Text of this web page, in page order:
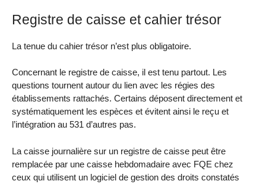
Registre de caisse et cahier trésor
La tenue du cahier trésor n’est plus obligatoire.
Concernant le registre de caisse, il est tenu partout. Les
questions tournent autour du lien avec les régies des
établissements rattachés. Certains déposent directement et
systématiquement les espèces et évitent ainsi le reçu et
l’intégration au 531 d’autres pas.
La caisse journalière sur un registre de caisse peut être
remplacée par une caisse hebdomadaire avec FQE chez
ceux qui utilisent un logiciel de gestion des droits constatés